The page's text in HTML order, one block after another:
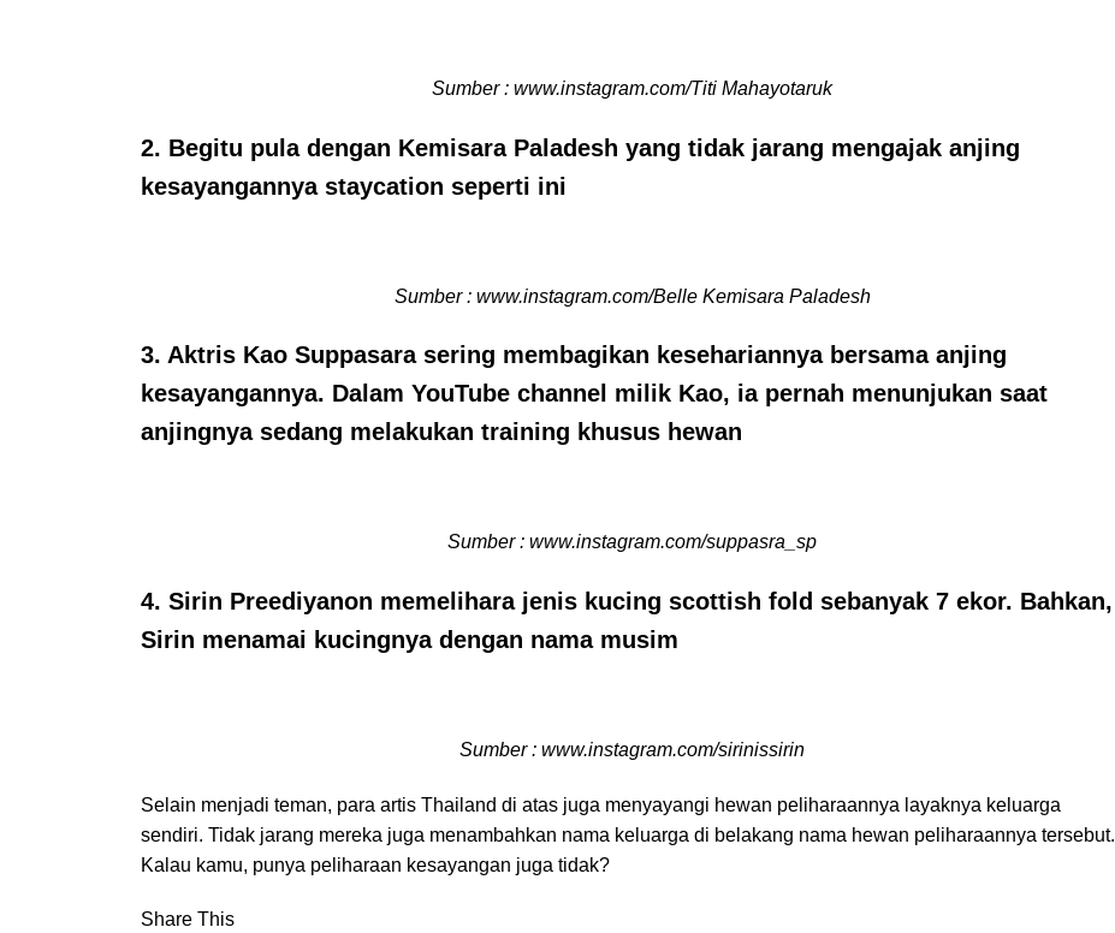
Sumber : www.instagram.com/Titi Mahayotaruk
2. Begitu pula dengan Kemisara Paladesh yang tidak jarang mengajak anjing
kesayangannya staycation seperti ini
Sumber : www.instagram.com/Belle Kemisara Paladesh
3. Aktris Kao Suppasara sering membagikan kesehariannya bersama anjing
kesayangannya. Dalam YouTube channel milik Kao, ia pernah menunjukan saat
anjingnya sedang melakukan training khusus hewan
Sumber : www.instagram.com/suppasra_sp
4. Sirin Preediyanon memelihara jenis kucing scottish fold sebanyak 7 ekor. Bahkan,
Sirin menamai kucingnya dengan nama musim
Sumber : www.instagram.com/sirinissirin
Selain menjadi teman, para artis Thailand di atas juga menyayangi hewan peliharaannya layaknya keluarga
sendiri. Tidak jarang mereka juga menambahkan nama keluarga di belakang nama hewan peliharaannya tersebut.
Kalau kamu, punya peliharaan kesayangan juga tidak?
Share This